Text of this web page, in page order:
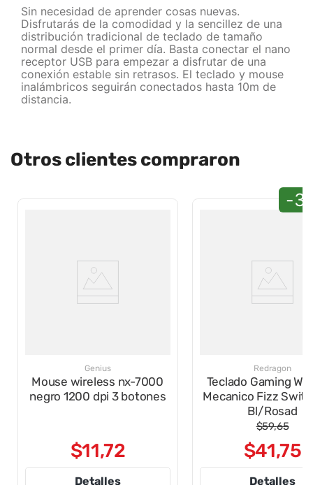
Sin necesidad de aprender cosas nuevas.
Disfrutarás de la comodidad y la sencillez de una
distribución tradicional de teclado de tamaño
normal desde el primer día. Basta conectar el nano
receptor USB para empezar a disfrutar de una
conexión estable sin retrasos. El teclado y mouse
inalámbricos seguirán conectados hasta 10m de
distancia.
Otros clientes compraron
Genius
Mouse wireless nx-7000
negro 1200 dpi 3 botones
$11,72
Detalles
-
Redragon
Teclado Gaming
Mecanico Fizz
Bl/Rosad
$59,65
$41,75
Detalles